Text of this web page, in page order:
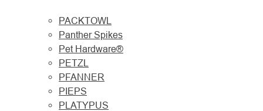
PACKTOWL
Panther Spikes
Pet Hardware®
PETZL
PFANNER
PIEPS
PLATYPUS